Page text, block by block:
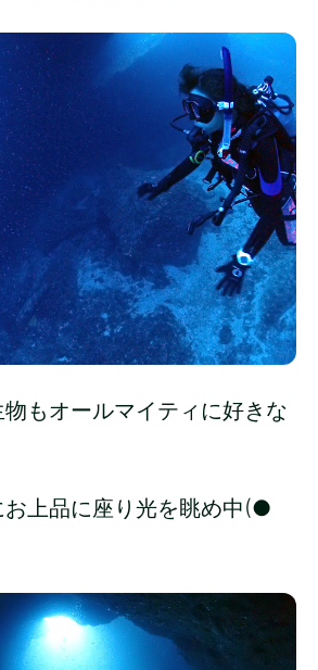
もオールマイティに好きな
上品に座り光を眺め中(●